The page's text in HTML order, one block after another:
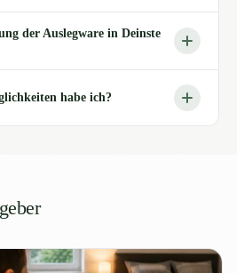
der Auslegware in Deinste
habe ich?